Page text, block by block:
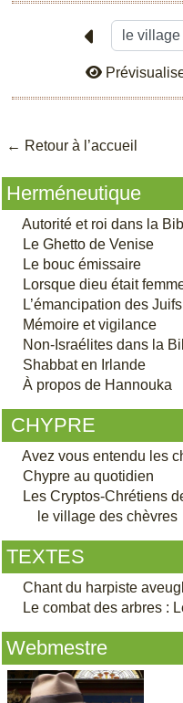
← Retour à l’accueil
Herméneutique
Autorité et roi dans la
Le Ghetto de Venise
Le bouc émissaire
Lorsque dieu était
L’émancipation des
Mémoire et vigilance
Non-Israélites dans la
Shabbat en Irlande
À propos de Hannouka
CHYPRE
Avez vous entendu les
Chypre au quotidien
Les Cryptos-Chrétiens
le village des chèvres
TEXTES
Chant du harpiste
Le combat des arbres :
Webmestre